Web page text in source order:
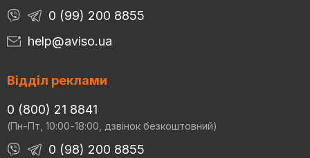
0 (99) 200 8855
help@aviso.ua
Відділ реклами
0 (800) 21 8841
(Пн-Пт, 10:00-18:00, дзвінок безкоштовний)
0 (98) 200 8855